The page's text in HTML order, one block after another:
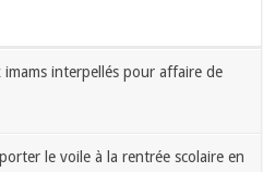
imams interpellés pour affaire de
le voile à la rentrée scolaire en